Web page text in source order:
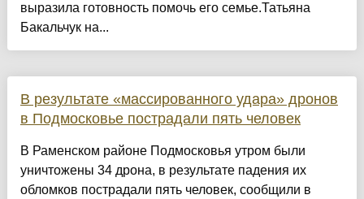
выразила готовность помочь его семье.Татьяна
Бакальчук на...
В результате «массированного удара» дронов
в Подмосковье пострадали пять человек
В Раменском районе Подмосковья утром были
уничтожены 34 дрона, в результате падения их
обломков пострадали пять человек, сообщили в